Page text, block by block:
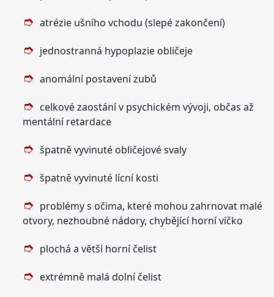
atrézie ušního vchodu (slepé zakončení)
jednostranná hypoplazie obličeje
anomální postavení zubů
celkové zaostání v psychickém vývoji, občas až
mentální retardace
špatně vyvinuté obličejové svaly
špatně vyvinuté lícní kosti
problémy s očima, které mohou zahrnovat malé
otvory, nezhoubné nádory, chybějící horní víčko
plochá a větší horní čelist
extrémně malá dolní čelist